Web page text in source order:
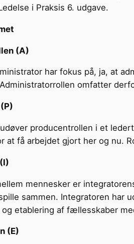
i Praksis 6. udgave.
(A)
har fokus på, ja, at
omfatter
producentrollen i et
at få arbejdet gjort her og nu.
mennesker er
sammen. Integratoren har
og etablering af fællesskaber
(E)